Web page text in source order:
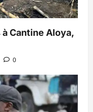
Cantine Aloya,
0